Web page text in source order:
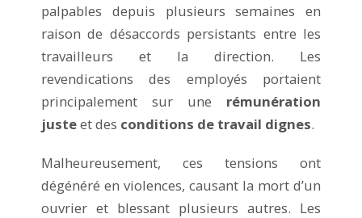
palpables depuis plusieurs semaines en
raison de désaccords persistants entre les
travailleurs et la direction. Les
revendications des employés portaient
principalement sur une rémunération
justeet des conditions de travail dignes.
Malheureusement, ces tensions ont
dégénéré en violences, causant la mort d’un
ouvrier et blessant plusieurs autres. Les